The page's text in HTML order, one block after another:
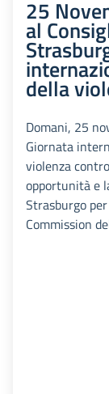
25
al
della
Domani, 25
Giornata
violenza
opportunità e
Strasburgo
Commission